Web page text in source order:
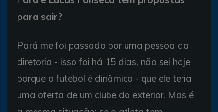
para sair?
Pará me foi passado por uma pessoa da
diretoria - isso foi há 15 dias, não sei hoje
porque o futebol é dinâmico - que ele teria
uma oferta de um clube do exterior. Mas é